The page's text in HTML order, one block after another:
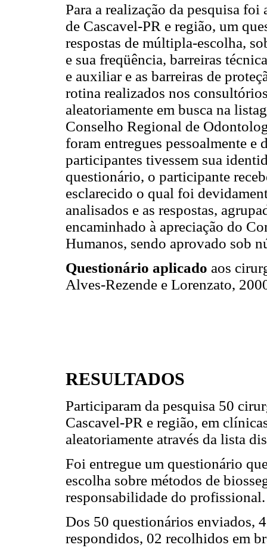
Para a realização da pesquisa
de Cascavel-PR e região, um
respostas de múltipla-escolha,
e sua freqüência, barreiras
e auxiliar e as barreiras de
rotina realizados nos
aleatoriamente em busca na
Conselho Regional de
foram entregues pessoalmente e
participantes tivessem sua
questionário, o participante
esclarecido o qual foi
analisados e as respostas,
encaminhado à apreciação do
Humanos, sendo aprovado sob
Questionário aplicado aos
Alves-Rezende e Lorenzato,
RESULTADOS
Participaram da pesquisa 50
Cascavel-PR e região, em
aleatoriamente através da lista
Foi entregue um questionário
escolha sobre métodos de
responsabilidade do profissional.
Dos 50 questionários enviados,
respondidos, 02 recolhidos em